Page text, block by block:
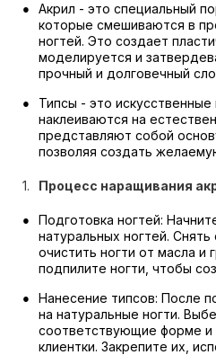
Акрил - это специальный
которые смешиваются в
ногтей. Это создает
моделируется и
прочный и долговечный
Типсы - это искусственные
наклеиваются на
представляют собой
позволяя создать
Процесс наращивания
Подготовка ногтей:
натуральных ногтей. Снять
очистить ногти от масла и
подпилите ногти, чтобы
Нанесение типсов: После
на натуральные ногти.
соответствующие форме и
клиентки. Закрепите их,